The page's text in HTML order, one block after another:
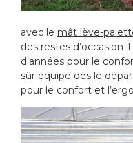
avec le mât lève-
des restes d’occasion
d’années pour le
sûr équipé dès le
pour le confort et